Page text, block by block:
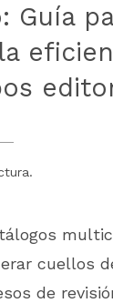
Guía
cuellos
de